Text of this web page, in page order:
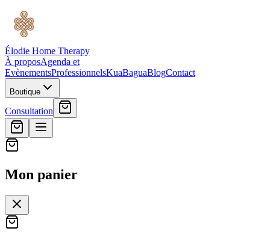
Élodie Home Therapy
À proposAgenda et
EvènementsProfessionnelsKuaBaguaBlogContact
Boutique
Consultation
Mon panier